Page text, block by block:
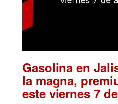
Gasolina en
la magna,
este viernes 7